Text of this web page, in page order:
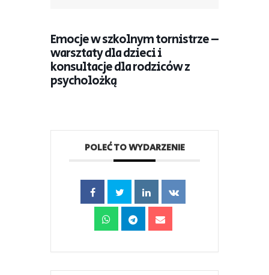
Emocje w szkolnym tornistrze –
warsztaty dla dzieci i
konsultacje dla rodziców z
psycholożką
POLEĆ TO WYDARZENIE